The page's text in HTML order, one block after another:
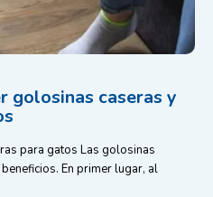
golosinas caseras y
para gatos Las golosinas
En primer lugar, al